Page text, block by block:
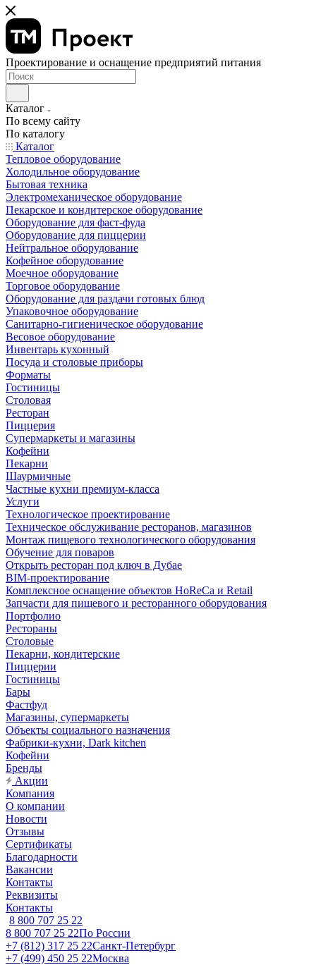
Проектирование и оснащение предприятий питания
Каталог
По всему сайту
По каталогу
Каталог
Тепловое оборудование
Холодильное оборудование
Бытовая техника
Электромеханическое оборудование
Пекарское и кондитерское оборудование
Оборудование для фаст-фуда
Оборудование для пиццерии
Нейтральное оборудование
Кофейное оборудование
Моечное оборудование
Торговое оборудование
Оборудование для раздачи готовых блюд
Упаковочное оборудование
Санитарно-гигиеническое оборудование
Весовое оборудование
Инвентарь кухонный
Посуда и столовые приборы
Форматы
Гостиницы
Столовая
Ресторан
Пиццерия
Супермаркеты и магазины
Кофейни
Пекарни
Шаурмичные
Частные кухни премиум-класса
Услуги
Технологическое проектирование
Техническое обслуживание ресторанов, магазинов
Монтаж пищевого технологического оборудования
Обучение для поваров
Открыть ресторан под ключ в Дубае
BIM-проектирование
Комплексное оснащение объектов HoReCa и Retail
Запчасти для пищевого и ресторанного оборудования
Портфолио
Рестораны
Столовые
Пекарни, кондитерские
Пиццерии
Гостиницы
Бары
Фастфуд
Магазины, супермаркеты
Объекты социального назначения
Фабрики-кухни, Dark kitchen
Кофейни
Бренды
Акции
Компания
О компании
Новости
Отзывы
Сертификаты
Благодарности
Вакансии
Контакты
Реквизиты
Контакты
8 800 707 25 22
8 800 707 25 22По России
+7 (812) 317 25 22Санкт-Петербург
+7 (499) 450 25 22Москва